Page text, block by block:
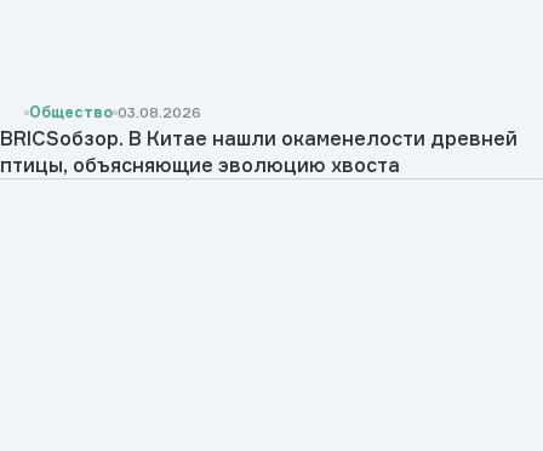
Общество 03.08.2026
BRICSобзор. В Китае нашли окаменелости древней
птицы, объясняющие эволюцию хвоста